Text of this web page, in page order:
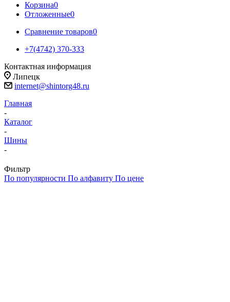
Корзина0
Отложенные0
Сравнение товаров0
+7(4742) 370-333
Контактная информация
Липецк
internet@shintorg48.ru
Главная
-
Каталог
-
Шины
-
Фильтр
По популярности По алфавиту По цене